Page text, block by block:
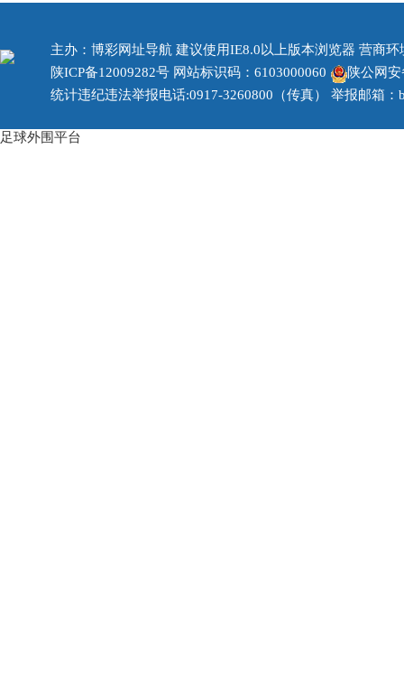
主办：博彩网址导航 建议使用IE8.0以上版本浏览器 营商
陕ICP备12009282号 网站标识码：6103000060
陕公网
统计违纪违法举报电话:0917-3260800（传真） 举报邮箱：
足球外围平台